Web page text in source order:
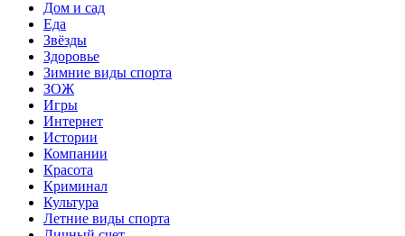
Дом и сад
Еда
Звёзды
Здоровье
Зимние виды спорта
ЗОЖ
Игры
Интернет
Истории
Компании
Красота
Криминал
Культура
Летние виды спорта